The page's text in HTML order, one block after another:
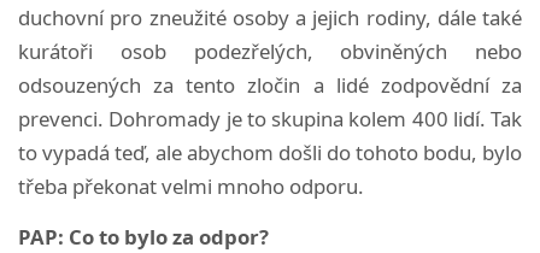
duchovní pro zneužité osoby a jejich rodiny, dále také
kurátoři osob podezřelých, obviněných nebo
odsouzených za tento zločin a lidé zodpovědní za
prevenci. Dohromady je to skupina kolem 400 lidí. Tak
to vypadá teď, ale abychom došli do tohoto bodu, bylo
třeba překonat velmi mnoho odporu.
PAP: Co to bylo za odpor?